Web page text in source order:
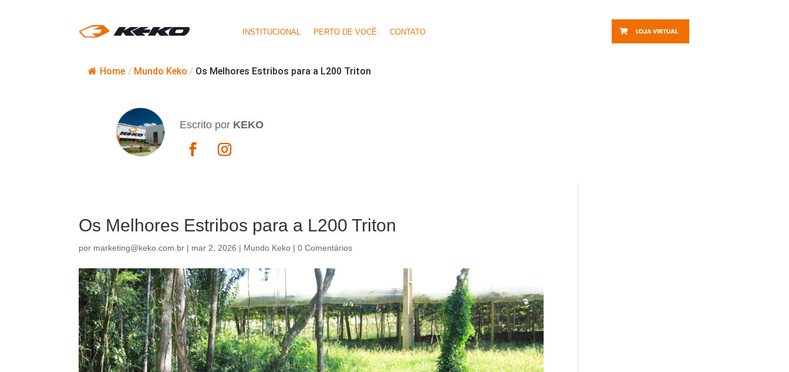
INSTITUCIONAL PERTO DE VOCÊ CONTATO
Home / Mundo Keko / Os Melhores Estribos para a L200 Triton
Escrito por KEKO
Os Melhores Estribos para a L200 Triton
por marketing@keko.com.br | mar 2, 2026 | Mundo Keko |0 Comentários